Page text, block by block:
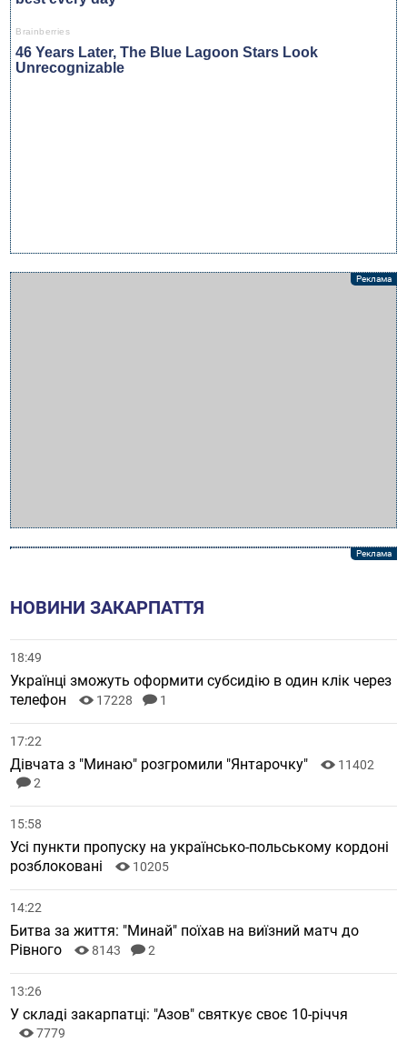
НОВИНИ ЗАКАРПАТТЯ
18:49
Українці зможуть оформити субсидію в один клік через
телефон
17228 1
17:22
Дівчата з "Минаю" розгромили "Янтарочку"
11402
2
15:58
Усі пункти пропуску на українсько-польському кордоні
розблоковані
10205
14:22
Битва за життя: "Минай" поїхав на виїзний матч до
Рівного
8143 2
13:26
У складі закарпатці: "Азов" святкує своє 10-річчя
7779